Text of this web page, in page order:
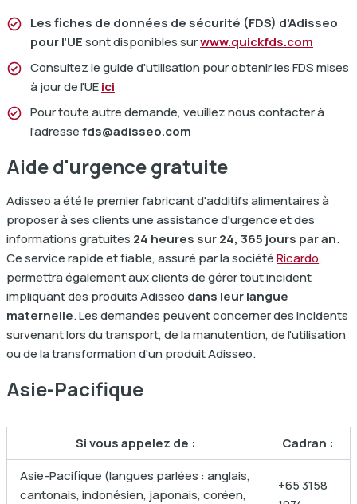
Les fiches de données de sécurité (FDS) d'Adisseo
pour l'UEsont disponibles surwww.quickfds.com
Consultez le guide d'utilisation pour obtenir les FDS mises
à jour de l'UEici
Pour toute autre demande, veuillez nous contacter à
l'adressefds@adisseo.com
Aide d'urgence gratuite
Adisseo a été le premier fabricant d'additifs alimentaires à
proposer à ses clients une assistance d'urgence et des
informations gratuites 24 heures sur 24, 365 jours par an.
Ce service rapide et fiable, assuré par la sociétéRicardo,
permettra également aux clients de gérer tout incident
impliquant des produits Adisseo dans leur langue
maternelle. Les demandes peuvent concerner des incidents
survenant lors du transport, de la manutention, de l'utilisation
ou de la transformation d'un produit Adisseo.
Asie-Pacifique
Si vous appelez de :
Cadran :
Asie-Pacifique (langues parlées : anglais,
cantonais, indonésien, japonais, coréen,
+65 3158